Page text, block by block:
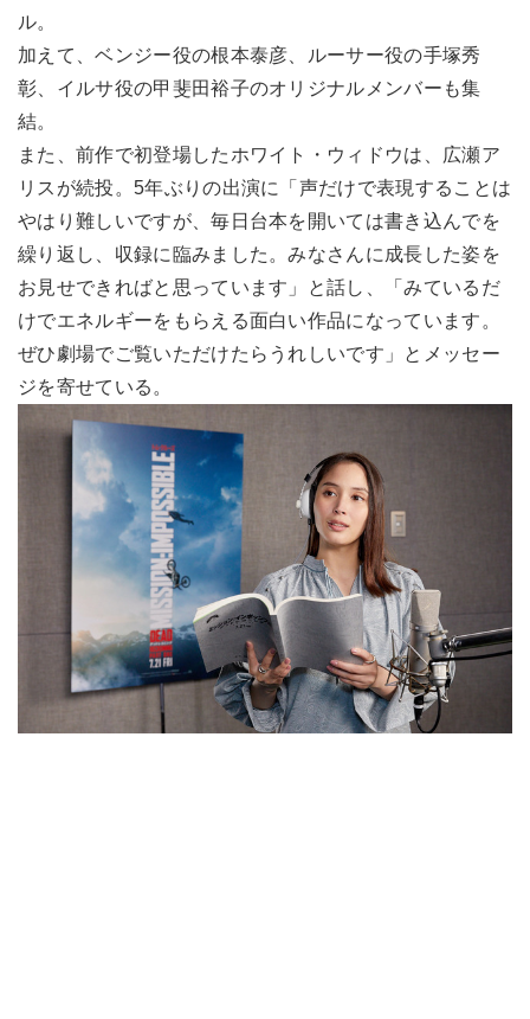
ル。
加えて、ベンジー役の根本泰彦、ルーサー役の手塚秀
彰、イルサ役の甲斐田裕子のオリジナルメンバーも集
結。
また、前作で初登場したホワイト・ウィドウは、広瀬ア
リスが続投。5年ぶりの出演に「声だけで表現することは
やはり難しいですが、毎日台本を開いては書き込んでを
繰り返し、収録に臨みました。みなさんに成長した姿を
お見せできればと思っています」と話し、「みているだ
けでエネルギーをもらえる面白い作品になっています。
ぜひ劇場でご覧いただけたらうれしいです」とメッセー
ジを寄せている。